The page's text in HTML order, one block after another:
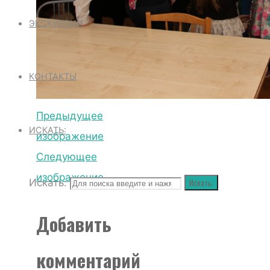
ЭКСКУРСИИ
КОНТАКТЫ
ИСКАТЬ:
Искать: Искать:
Предыдущее
изображение
Следующее
изображение
Добавить
комментарий